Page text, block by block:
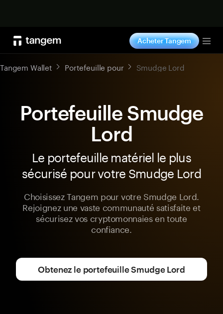
Acheter Tangem
Tangem Wallet Portefeuille pour Smudge Lord
Portefeuille Smudge
Lord
Le portefeuille matériel le plus
sécurisé pour votre Smudge Lord
Choisissez Tangem pour votre Smudge Lord.
Rejoignez une vaste communauté satisfaite et
sécurisez vos cryptomonnaies en toute
confiance.
Obtenez le portefeuille Smudge Lord